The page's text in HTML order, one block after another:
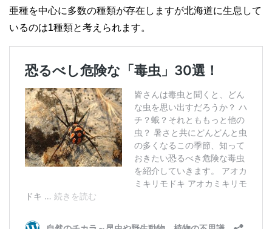
亜種を中心に多数の種類が存在しますが北海道に生息して
いるのは1種類と考えられます。